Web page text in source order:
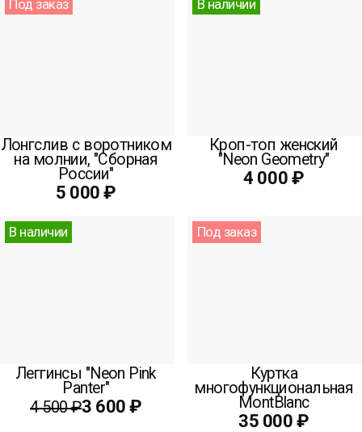
Под заказ
Лонгслив с воротником
на молнии, "Сборная
России"
5 000 ₽
В наличии
Кроп-топ женский
"Neon Geometry"
4 000 ₽
В наличии
Леггинсы "Neon Pink
Panter"
4 500 ₽3 600 ₽
Под заказ
Куртка
многофункциональная
MontBlanc
35 000 ₽